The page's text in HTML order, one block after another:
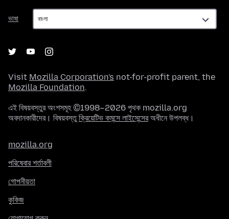
ভাষা
ভাষা
Visit Mozilla Corporation's not-for-profit parent, the
Mozilla Foundation.
এই বিষয়বস্তুর অংশসমূহ ©1998–2026 পৃথক mozilla.org
অবদানকারীদের। বিষয়বস্তুক্রিয়েটিভ কমন্সে লাইসেন্সেরঅধীনে উপলব্ধ।
mozilla.org
পরিষেবার শর্তাবলী
গোপনীয়তা
কুকিজ